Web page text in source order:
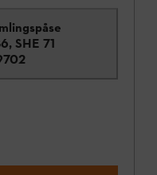
SHE 71